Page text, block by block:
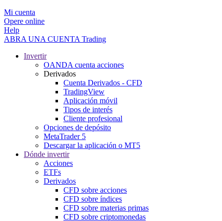
Mi cuenta
Opere online
Help
ABRA UNA CUENTA Trading
Invertir
OANDA cuenta acciones
Derivados
Cuenta Derivados - CFD
TradingView
Aplicación móvil
Tipos de interés
Cliente profesional
Opciones de depósito
MetaTrader 5
Descargar la aplicación o MT5
Dónde invertir
Acciones
ETFs
Derivados
CFD sobre acciones
CFD sobre índices
CFD sobre materias primas
CFD sobre criptomonedas